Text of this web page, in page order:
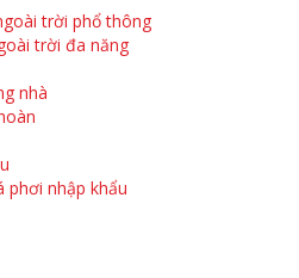
trời phổ thông
trời đa năng
nhà
phơi nhập khẩu